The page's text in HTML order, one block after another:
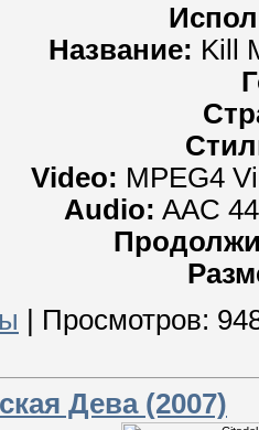
Название: Kill
Video: MPEG4
Audio: AAC
| Просмотров:
Дева (2007)